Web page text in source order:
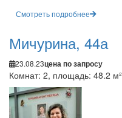
Смотреть подробнее
Мичурина, 44а
23.08.23цена по запросу
Комнат: 2, площадь: 48.2 м²